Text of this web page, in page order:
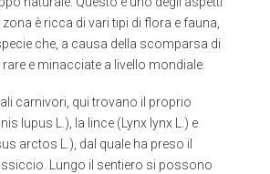
è ricca di vari tipi di flora e fauna,
che, a causa della scomparsa di
e minacciate a livello mondiale.
carnivori, qui trovano il proprio
lupus L.), la lince (Lynx lynx L.) e
arctos L.), dal quale ha preso il
Lungo il sentiero si possono